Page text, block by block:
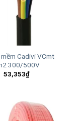
mềm Cadivi VCmt
300/500V
Giá
gốc
53,353₫Giá
hiện